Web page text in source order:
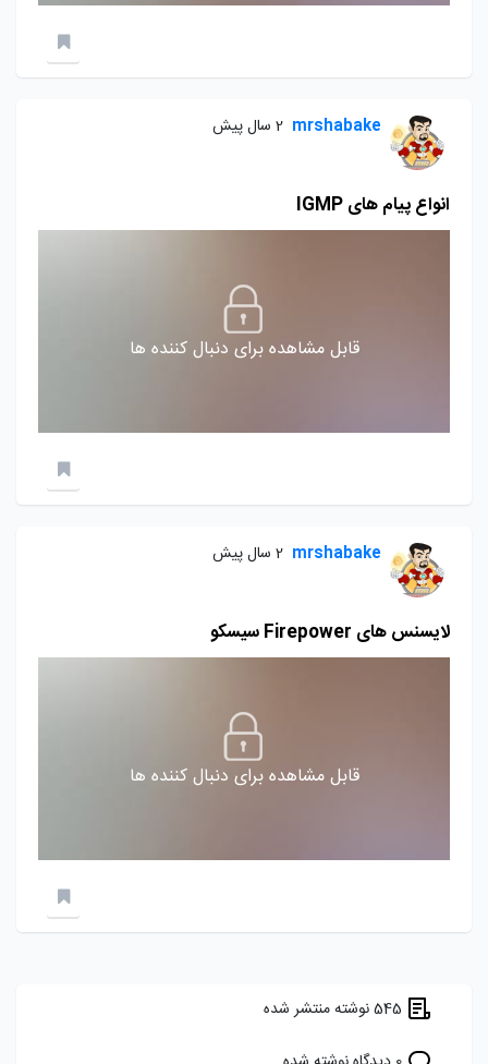
mrshabake 2 سال پیش
انواع پیام های IGMP
قابل مشاهده برای دنبال کننده ها
mrshabake 2 سال پیش
لایسنس های Firepower سیسکو
قابل مشاهده برای دنبال کننده ها